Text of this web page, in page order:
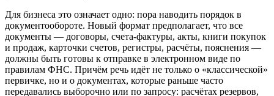
Для бизнеса это означает одно: пора наводить порядок в
документообороте. Новый формат предполагает, что все
документы — договоры, счета-фактуры, акты, книги покупок
и продаж, карточки счетов, регистры, расчёты, пояснения —
должны быть готовы к отправке в электронном виде по
правилам ФНС. Причём речь идёт не только о «классической»
первичке, но и о документах, которые раньше часто
передавались выборочно или по запросу: расчётах резервов,